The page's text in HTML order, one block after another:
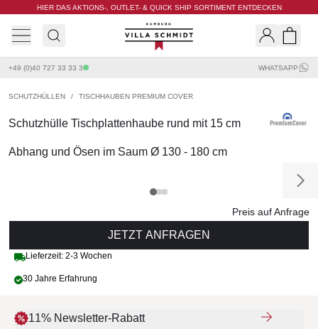
HIER DAS AKTIONS-, OUTLET- & QUICK SHIP SORTIMENT ENTDECKEN
Villa Schmidt
+49 (0)40 727 33 33 3 WHATSAPP
SCHUTZHÜLLEN / TISCHHAUBEN PREMIUM COVER
Schutzhülle Tischplattenhaube rund mit 15 cm
Abhang und Ösen im Saum Ø 130 - 180 cm
Preis auf Anfrage
JETZT ANFRAGEN
Lieferzeit: 2-3 Wochen
30 Jahre Erfahrung
11% Newsletter-Rabatt